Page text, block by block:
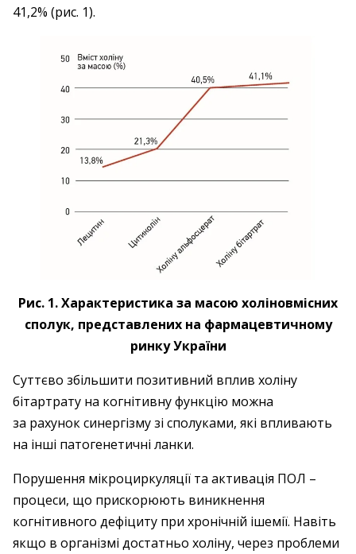
41,2% (рис. 1).
Рис. 1. Характеристика за масою холіновмісних
сполук, представлених на фармацевтичному
ринку України
Суттєво збільшити позитивний вплив холіну
бітартрату на когнітивну функцію можна
за рахунок синергізму зі сполуками, які впливають
на інші патогенетичні ланки.
Порушення мікроциркуляції та активація ПОЛ –
процеси, що прискорюють виникнення
когнітивного дефіциту при хронічній ішемії. Навіть
якщо в організмі достатньо холіну, через проблеми